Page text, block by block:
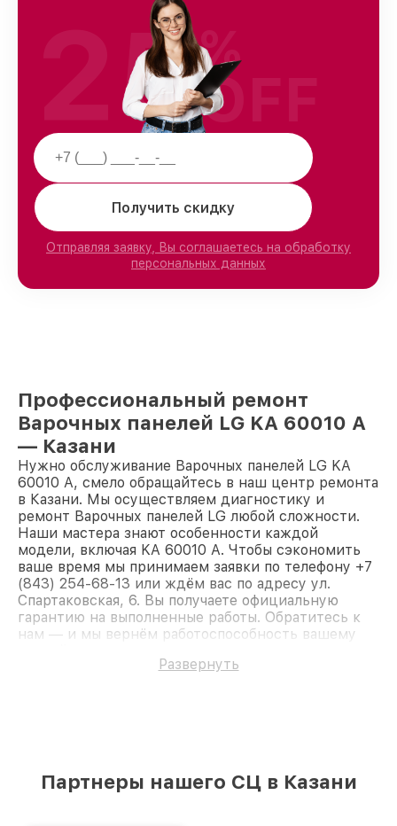
Получить скидку
Отправляя заявку, Вы соглашаетесь на обработку
персональных данных
25%
OFF
Профессиональный ремонт
Варочных панелей LG KA 60010 A
— Казани
Нужно обслуживание Варочных панелей LG KA
60010 A, смело обращайтесь в наш центр ремонта
в Казани. Мы осуществляем диагностику и
ремонт Варочных панелей LG любой сложности.
Наши мастера знают особенности каждой
модели, включая KA 60010 A. Чтобы сэкономить
ваше время мы принимаем заявки по телефону +7
(843) 254-68-13 или ждём вас по адресу ул.
Спартаковская, 6. Вы получаете официальную
гарантию на выполненные работы. Обратитесь к
нам — и мы вернём работоспособность вашему
Развернуть
Партнеры нашего СЦ в Казани